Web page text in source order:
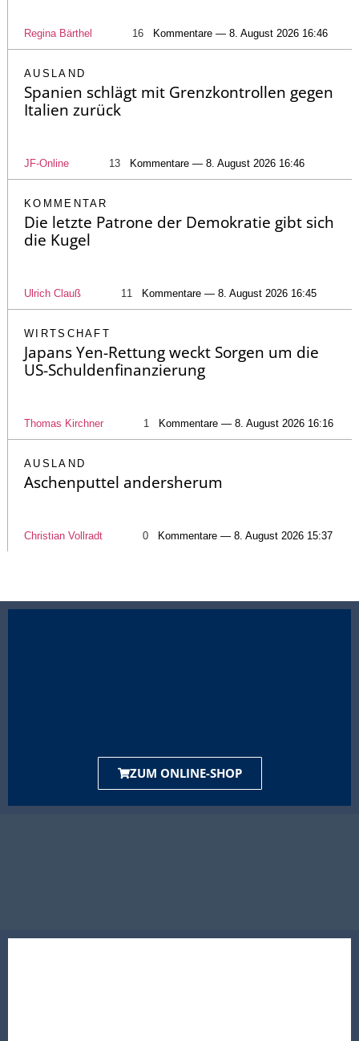
Regina Bärthel 16 Kommentare — 8. August 2026 16:46
AUSLAND
Spanien schlägt mit Grenzkontrollen gegen
Italien zurück
JF-Online 13 Kommentare — 8. August 2026 16:46
KOMMENTAR
Die letzte Patrone der Demokratie gibt sich
die Kugel
Ulrich Clauß 11 Kommentare — 8. August 2026 16:45
WIRTSCHAFT
Japans Yen-Rettung weckt Sorgen um die
US-Schuldenfinanzierung
Thomas Kirchner 1 Kommentare — 8. August 2026 16:16
AUSLAND
Aschenputtel andersherum
Christian Vollradt 0 Kommentare — 8. August 2026 15:37
ZUM ONLINE-SHOP